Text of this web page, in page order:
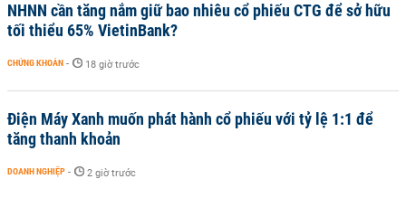
NHNN cần tăng nắm giữ bao nhiêu cổ phiếu CTG để sở hữu
tối thiểu 65% VietinBank?
CHỨNG KHOÁN - 18 giờ trước
Điện Máy Xanh muốn phát hành cổ phiếu với tỷ lệ 1:1 để
tăng thanh khoản
DOANH NGHIỆP - 2 giờ trước